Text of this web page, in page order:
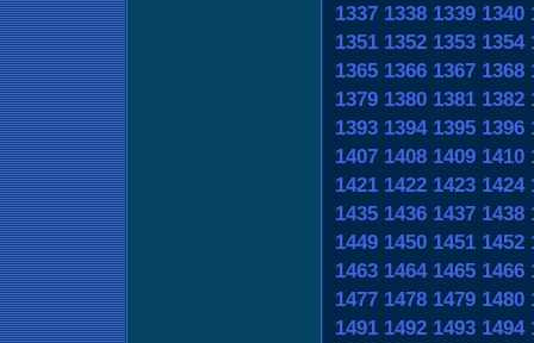
1337 1338 1339 1340
1351 1352 1353 1354
1365 1366 1367 1368
1379 1380 1381 1382
1393 1394 1395 1396
1407 1408 1409 1410
1421 1422 1423 1424
1435 1436 1437 1438
1449 1450 1451 1452
1463 1464 1465 1466
1477 1478 1479 1480
1491 1492 1493 1494